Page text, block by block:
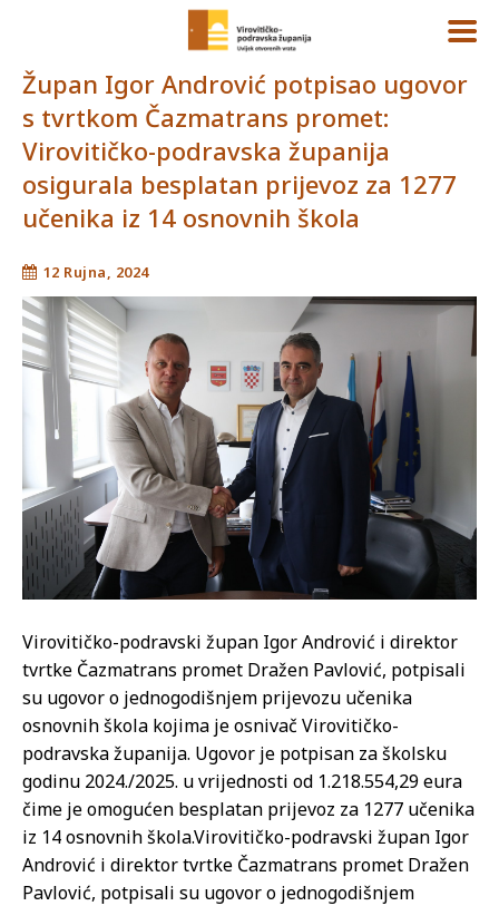
Župan Igor Andrović potpisao ugovor
s tvrtkom Čazmatrans promet:
Virovitičko-podravska županija
osigurala besplatan prijevoz za 1277
učenika iz 14 osnovnih škola
12 Rujna, 2024
Virovitičko-podravski župan Igor Andrović i direktor
tvrtke Čazmatrans promet Dražen Pavlović, potpisali
su ugovor o jednogodišnjem prijevozu učenika
osnovnih škola kojima je osnivač Virovitičko-
podravska županija. Ugovor je potpisan za školsku
godinu 2024./2025. u vrijednosti od 1.218.554,29 eura
čime je omogućen besplatan prijevoz za 1277 učenika
iz 14 osnovnih škola.Virovitičko-podravski župan Igor
Andrović i direktor tvrtke Čazmatrans promet Dražen
Pavlović, potpisali su ugovor o jednogodišnjem